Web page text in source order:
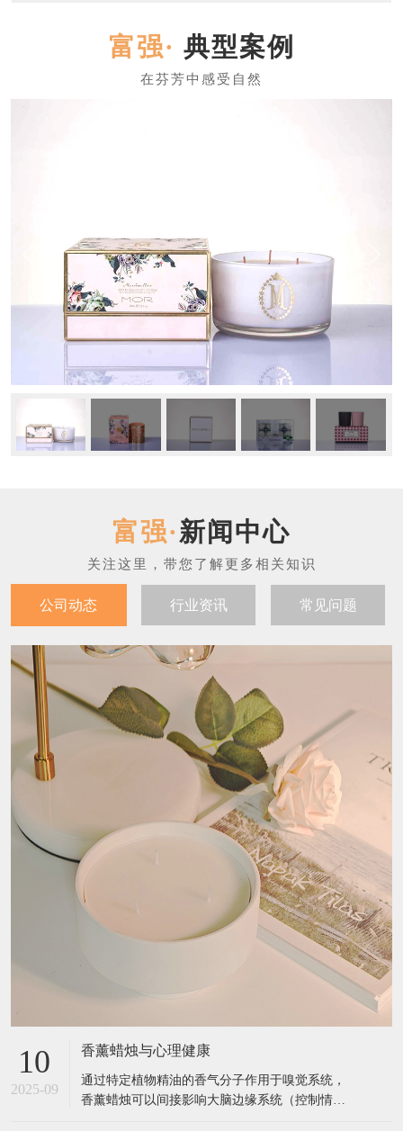
典型案例
新闻中心
公司动态 行业资讯 常见问题
10
2025-09
香薰蜡烛与心理健康
通过特定植物精油的香气分子作用于嗅觉系统，
香薰蜡烛可以间接影响大脑边缘系统（控制情